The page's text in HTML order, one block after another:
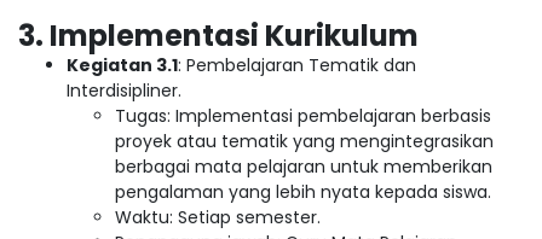
3. Implementasi Kurikulum
Kegiatan 3.1: Pembelajaran Tematik dan
Interdisipliner.
Tugas: Implementasi pembelajaran berbasis
proyek atau tematik yang mengintegrasikan
berbagai mata pelajaran untuk memberikan
pengalaman yang lebih nyata kepada siswa.
Waktu: Setiap semester.